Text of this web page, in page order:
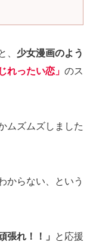
、 少女漫画のよう
れったい恋」 のス
ムズムズしました
からない、という
張れ！！」
と応援